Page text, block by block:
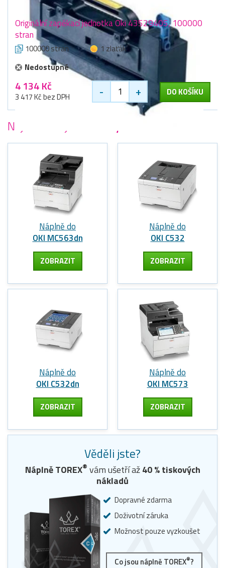
Originální zapékací jednotka Oki 43529405, 100000
stran
100000 stran
1 zlaťák
Nedostupné
4 134 Kč
3 417 Kč bez DPH - + DO KOŠÍKU
Nejoblíbenější
Náplně do
OKI MC563dn
ZOBRAZIT
Náplně do
OKI C532
ZOBRAZIT
Náplně do
OKI C532dn
ZOBRAZIT
Náplně do
OKI MC573
ZOBRAZIT
Věděli jste?
Náplně TOREX® vám ušetří až40% tiskových
nákladů
Dopravné zdarma
Doživotní záruka
Možnost pouze vyzkoušet
Co jsou náplně TOREX®?